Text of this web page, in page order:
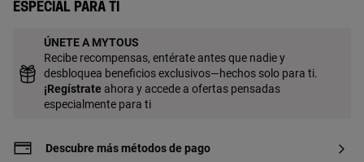
Especial para ti
ÚNETE A MYTOUS
Recibe recompensas, entérate antes que nadie y
desbloquea beneficios exclusivos—hechos solo para ti.
¡Regístrate ahora y accede a ofertas pensadas
especialmente para ti
Descubre más métodos de pago